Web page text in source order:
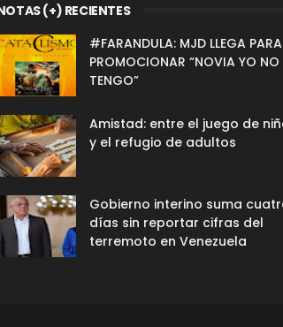
(+) RECIENTES
#FARANDULA: MJD LLEGA PARA
PROMOCIONAR “NOVIA YO NO
TENGO”
Amistad: entre el juego de
y el refugio de adultos
Gobierno interino suma
días sin reportar cifras del
terremoto en Venezuela